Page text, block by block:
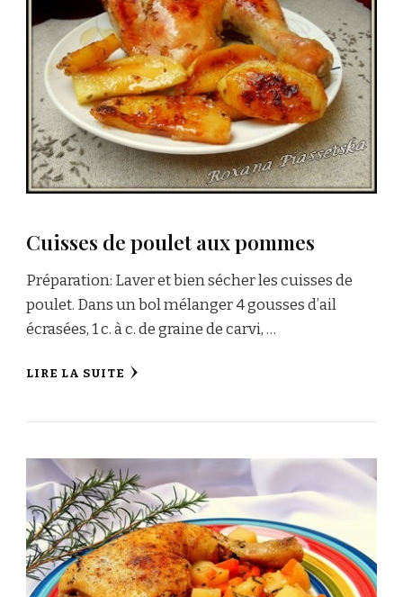
Cuisses de poulet aux pommes
Préparation: Laver et bien sécher les cuisses de
poulet. Dans un bol mélanger 4 gousses d’ail
écrasées, 1 c. à c. de graine de сarvi, …
LIRE LA SUITE